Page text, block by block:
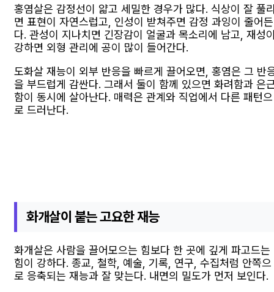
홍염살은 감정선이 얇고 세밀한 경우가 많다. 식상이 잘 풀
면 표현이 자연스럽고, 인성이 받쳐주면 감정 과잉이 줄어든
다. 관성이 지나치면 긴장감이 얼굴과 목소리에 남고, 재성
강하면 외형 관리에 공이 많이 들어간다.
도화살 재능이 외부 반응을 빠르게 끌어오면, 홍염은 그 반
을 부드럽게 감싼다. 그래서 둘이 함께 있으면 화려함과 은
함이 동시에 살아난다. 매력은 관계와 직업에서 다른 패턴으
로 드러난다.
화개살이 붙는 고요한 재능
화개살은 사람을 끌어모으는 힘보다 한 곳에 깊게 파고드는
힘이 강하다. 종교, 철학, 예술, 기록, 연구, 수집처럼 안쪽으
로 응축되는 재능과 잘 맞는다. 내면의 밀도가 먼저 보인다.